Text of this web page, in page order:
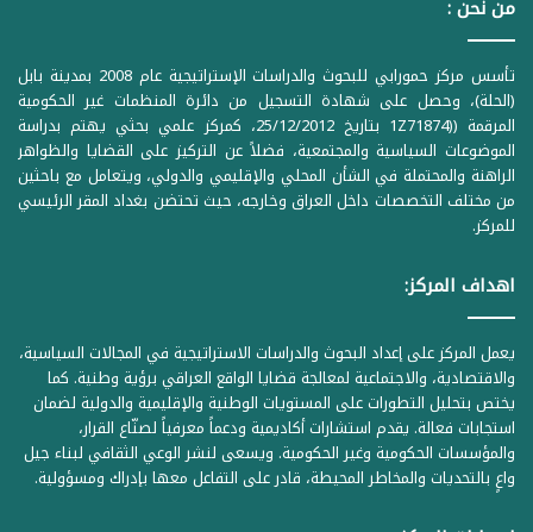
من نحن :
تأسس مركز حمورابي للبحوث والدراسات الإستراتيجية عام 2008 بمدينة بابل
(الحلة)، وحصل على شهادة التسجيل من دائرة المنظمات غير الحكومية
المرقمة ((1Z71874 بتاريخ 25/12/2012، كمركز علمي بحثي يهتم بدراسة
الموضوعات السياسية والمجتمعية، فضلاً عن التركيز على القضايا والظواهر
الراهنة والمحتملة في الشأن المحلي والإقليمي والدولي، ويتعامل مع باحثين
من مختلف التخصصات داخل العراق وخارجه، حيث تحتضن بغداد المقر الرئيسي
للمركز.
اهداف المركز:
يعمل المركز على إعداد البحوث والدراسات الاستراتيجية في المجالات السياسية،
والاقتصادية، والاجتماعية لمعالجة قضايا الواقع العراقي برؤية وطنية. كما
يختص بتحليل التطورات على المستويات الوطنية والإقليمية والدولية لضمان
استجابات فعالة. يقدم استشارات أكاديمية ودعماً معرفياً لصنّاع القرار،
والمؤسسات الحكومية وغير الحكومية. ويسعى لنشر الوعي الثقافي لبناء جيل
واعٍ بالتحديات والمخاطر المحيطة، قادر على التفاعل معها بإدراك ومسؤولية.